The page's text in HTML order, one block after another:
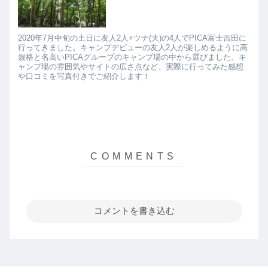
2020年7月中旬の土日に友人2人+ツナ(夫)の4人でPICA富士吉田に
行ってきました。キャンプデビューの友人2人が楽しめるように高
規格と名高いPICAグループのキャンプ場の中から選びました。キ
ャンプ場の雰囲気やサイトの広さ点など、実際に行ってみた感想
や口コミを写真付きでご紹介します！
コメントを書き込む